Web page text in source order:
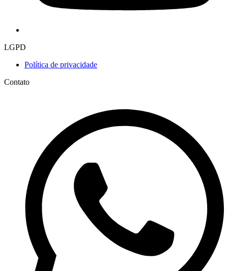
LGPD
Política de privacidade
Contato